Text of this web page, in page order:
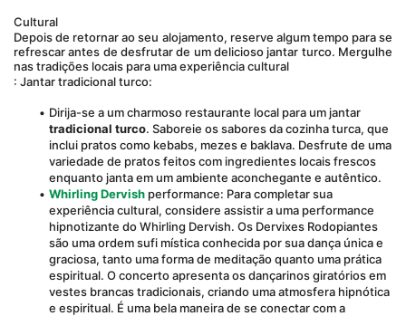
Cultural
Depois de retornar ao seu alojamento, reserve algum tempo para se
refrescar antes de desfrutar de um delicioso jantar turco. Mergulhe
nas tradições locais para uma experiência cultural
: Jantar tradicional turco:
Dirija-se a um charmoso restaurante local para um jantar
tradicional turco. Saboreie os sabores da cozinha turca, que
inclui pratos como kebabs, mezes e baklava. Desfrute de uma
variedade de pratos feitos com ingredientes locais frescos
enquanto janta em um ambiente aconchegante e autêntico.
Whirling Dervish performance: Para completar sua
experiência cultural, considere assistir a uma performance
hipnotizante do Whirling Dervish. Os Dervixes Rodopiantes
são uma ordem sufi mística conhecida por sua dança única e
graciosa, tanto uma forma de meditação quanto uma prática
espiritual. O concerto apresenta os dançarinos giratórios em
vestes brancas tradicionais, criando uma atmosfera hipnótica
e espiritual. É uma bela maneira de se conectar com a